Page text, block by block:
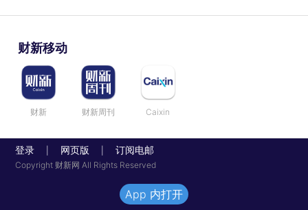
财新移动
财新 财新周刊 Caixin
登录 网页版 订阅电邮
Copyright 财新网 All Rights Reserved
App 内打开